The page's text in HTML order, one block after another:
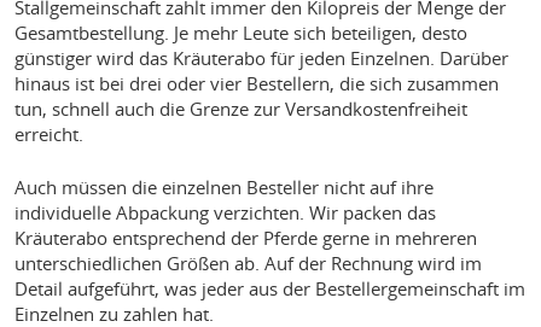
Stallgemeinschaft zahlt immer den Kilopreis der Menge der
Gesamtbestellung. Je mehr Leute sich beteiligen, desto
günstiger wird das Kräuterabo für jeden Einzelnen. Darüber
hinaus ist bei drei oder vier Bestellern, die sich zusammen
tun, schnell auch die Grenze zur Versandkostenfreiheit
erreicht.
Auch müssen die einzelnen Besteller nicht auf ihre
individuelle Abpackung verzichten. Wir packen das
Kräuterabo entsprechend der Pferde gerne in mehreren
unterschiedlichen Größen ab. Auf der Rechnung wird im
Detail aufgeführt, was jeder aus der Bestellergemeinschaft im
Einzelnen zu zahlen hat.